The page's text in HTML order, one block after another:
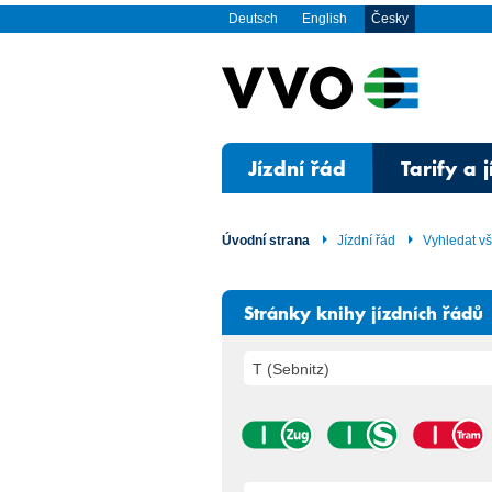
Deutsch English Česky
Jízdní řád Tarify a
Úvodní strana Jízdní řád Vyhledat
Stránky knihy jízdních řádů